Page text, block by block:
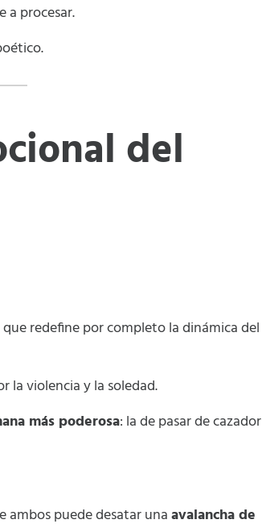
a procesar.
del
que redefine por completo la dinámica del
la violencia y la soledad.
más poderosa: la de pasar de cazador
ambos puede desatar unaavalancha de